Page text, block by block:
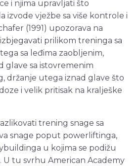
i njima upravljati što
izvode vježbe sa više kontrole i
(1991) upozorava na
prilikom treninga sa
sa leđima zaobljenim,
glave sa istovremenim
držanje utega iznad glave što
i velik pritisak na kralješke
trening snage sa
snage poput powerliftinga,
u kojima se podižu
U tu svrhu American Academy